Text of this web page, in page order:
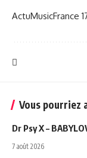
ActuMusicFrance
Vous pourriez
Dr Psy X –
7 août 2026